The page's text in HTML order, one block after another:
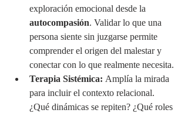
exploración emocional desde la
autocompasión. Validar lo que una
persona siente sin juzgarse permite
comprender el origen del malestar y
conectar con lo que realmente necesita.
Terapia Sistémica: Amplía la mirada
para incluir el contexto relacional.
¿Qué dinámicas se repiten? ¿Qué roles